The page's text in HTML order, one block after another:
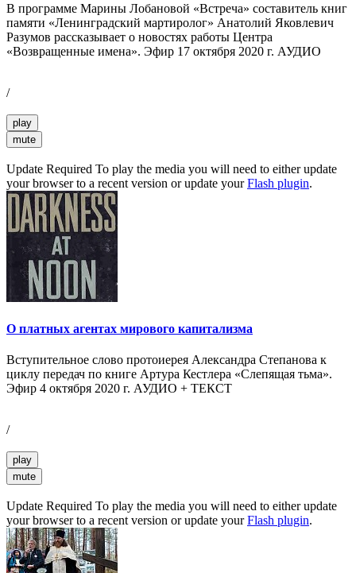
В программе Марины Лобановой «Встреча» составитель книг
памяти «Ленинградский мартиролог» Анатолий Яковлевич
Разумов рассказывает о новостях работы Центра
«Возвращенные имена». Эфир 17 октября 2020 г. АУДИО
/
play
mute
Update Required To play the media you will need to either update
your browser to a recent version or update yourFlash plugin.
О платных агентах мирового капитализма
Вступительное слово протоиерея Александра Степанова к
циклу передач по книге Артура Кестлера «Слепящая тьма».
Эфир 4 октября 2020 г. АУДИО + ТЕКСТ
/
play
mute
Update Required To play the media you will need to either update
your browser to a recent version or update yourFlash plugin.